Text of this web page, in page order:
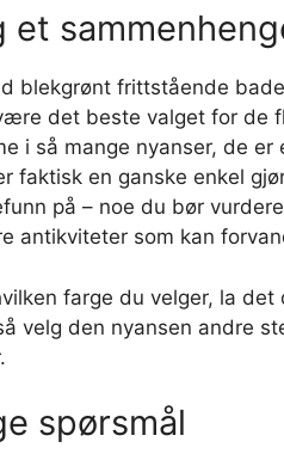
et
det beste valget for de
i så mange nyanser, de
faktisk en ganske enkel
på – noe du bør
antikviteter som kan
farge du velger, la
velg den nyansen andre
spørsmål